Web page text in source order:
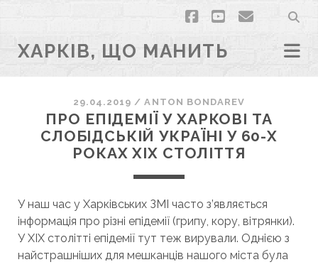
facebook
youtubeemail
ХАРКІВ, ЩО МАНИТЬ
29.04.2019 /ANTON BONDAREV
ПРО ЕПІДЕМІЇ У ХАРКОВІ ТА
СЛОБІДСЬКІЙ УКРАЇНІ У 60-Х
РОКАХ XIX СТОЛІТТЯ
У наш час у Харківських ЗМІ часто з’являється
інформація про різні епідемії (грипу, кору, вітрянки).
У ХІХ столітті епідемії тут теж вирували. Однією з
найстрашніших для мешканців нашого міста була